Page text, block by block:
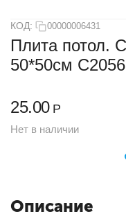
КОД: 00000006431
Плита потол.
50*50см С2056
25.00 Р
Нет в наличии
Описание